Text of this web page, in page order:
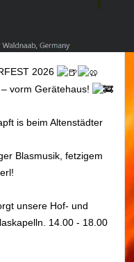
2026
vorm Gerätehaus!
is beim Altenstädter
Blasmusik, fetzigem
unsere Hof- und
14.00 - 18.00